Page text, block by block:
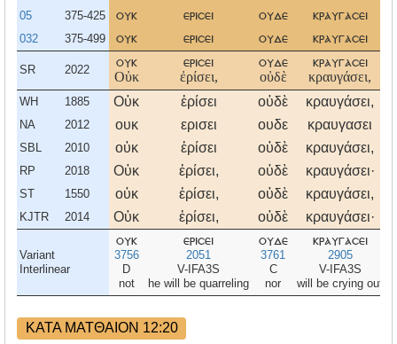
05 375-425 ουκ ερισει ουδε κραυγασει
032 375-499 ουκ ερισει ουδε κραυγασει
SR 2022
ουκ
Οὐκ
ερισει
ἐρίσει,
ουδε
οὐδὲ
κραυγασει
κραυγάσει,
WH 1885 Οὐκ ἐρίσει οὐδὲ κραυγάσει,
NA 2012 ουκ ερισει ουδε κραυγασει
SBL 2010 οὐκ ἐρίσει οὐδὲ κραυγάσει,
RP 2018 Οὐκ ἐρίσει, οὐδὲ κραυγάσει·
ST 1550 οὐκ ἐρίσει, οὐδὲ κραυγάσει,
KJTR 2014 Οὐκ ἐρίσει, οὐδὲ κραυγάσει·
Variant
Interlinear
ουκ
3756
D
not
ερισει
2051
V-IFA3S
he will be quarreling
ουδε
3761
C
nor
κραυγασει
2905
V-IFA3S
will be crying out
ΚΑΤΑ ΜΑΤΘΑΙΟΝ 12:20